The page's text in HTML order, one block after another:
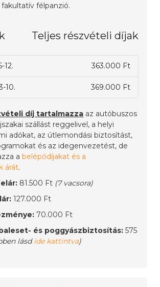
félpanzió.
Teljes részvételi díjak
12. 363.000 Ft
10. 369.000 Ft
díj tartalmazza az autóbuszos
szállást reggelivel, a helyi
adókat, az útlemondási biztosítást,
és az idegenvezetést, de
abelépődíjakat és a
árát.
81.500 Ft (7 vacsora)
127.000 Ft
70.000 Ft
és poggyászbiztosítás: 575
lásdide kattintva)